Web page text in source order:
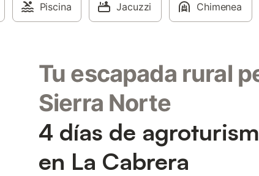
Piscina Jacuzzi Chimenea
Tu escapada rural
Sierra Norte
4 días de
en La Cabrera